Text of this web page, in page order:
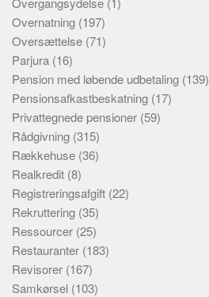
Overnatning (197)
Oversættelse (71)
Parjura (16)
Pension med løbende udbetaling (139)
Pensionsafkastbeskatning (17)
Privattegnede pensioner (59)
Rådgivning (315)
Rækkehuse (36)
Realkredit (8)
Registreringsafgift (22)
Rekruttering (35)
Ressourcer (25)
Restauranter (183)
Revisorer (167)
Samkørsel (103)